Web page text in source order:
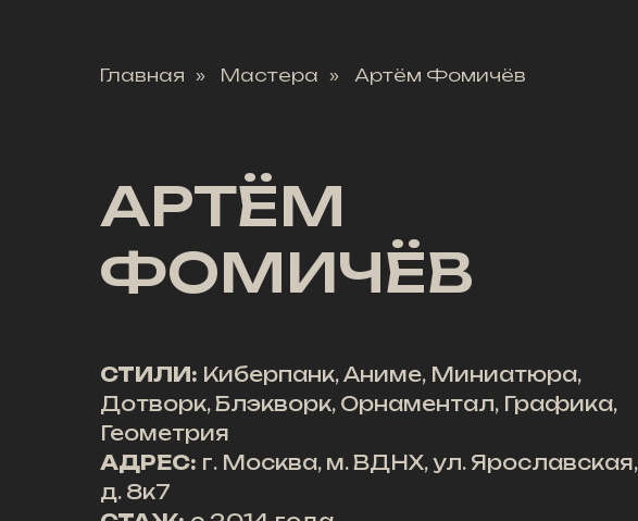
Главная » Мастера » Артём Фомичёв
АРТЁМ
ФОМИЧЁВ
СТИЛИ: Киберпанк, Аниме, Миниатюра,
Дотворк, Блэкворк, Орнаментал, Графика,
Геометрия
АДРЕС: г. Москва, м. ВДНХ, ул. Ярославская,
д. 8к7